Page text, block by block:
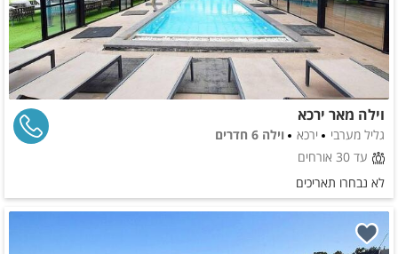
וילה מאר ירכא
גליל מערבי ירכא
וילה 6 חדרים
עד 30 אורחים
לא נבחרו תאריכים